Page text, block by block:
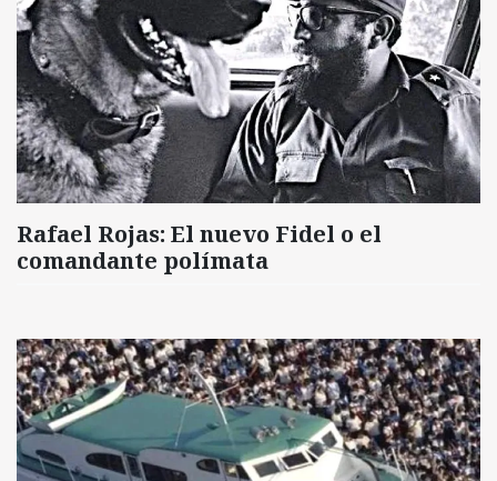
Rafael Rojas: El nuevo Fidel o el
comandante polímata